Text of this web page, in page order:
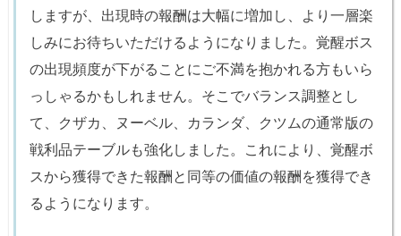
しますが、出現時の報酬は大幅に増加し、より一層楽
しみにお待ちいただけるようになりました。覚醒ボス
の出現頻度が下がることにご不満を抱かれる方もいら
っしゃるかもしれません。そこでバランス調整とし
て、クザカ、ヌーベル、カランダ、クツムの通常版の
戦利品テーブルも強化しました。これにより、覚醒ボ
スから獲得できた報酬と同等の価値の報酬を獲得でき
るようになります。